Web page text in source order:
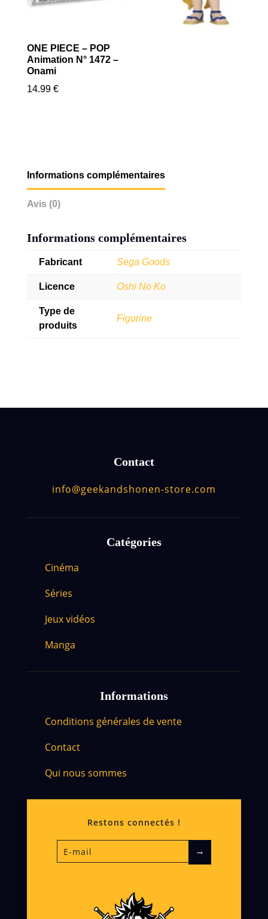
ONE PIECE – POP
Animation N° 1472 –
Onami
14.99 €
Informations complémentaires
Avis (0)
Informations complémentaires
Fabricant Sega Goods
Licence Oshi No Ko
Type de
produits
Figurine
Contact
info@geekandshonen-store.com
Catégories
Cinéma
Séries
Jeux vidéos
Manga
Informations
Conditions générales de vente
Contact
Qui nous sommes
Restons connectés !
→